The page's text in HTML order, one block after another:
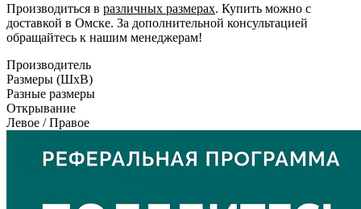
Производиться в различных размерах. Купить можно с
доставкой в Омске. За дополнительной консультацией
обращайтесь к нашим менеджерам!
Производитель
Размеры (ШxВ)
Разные размеры
Открывание
Левое / Правое